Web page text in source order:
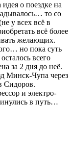
о поездке на
то со
у всех всё в
всё более
желающих.
но пока суть
всего
за 2 дня до неё.
Минск-Чупа через
Сидоров.
и электро-
в путь…